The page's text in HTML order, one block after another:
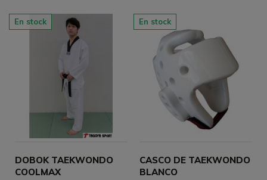
En stock
DOBOK TAEKWONDO
COOLMAX
En stock
CASCO DE TAEKWONDO
BLANCO